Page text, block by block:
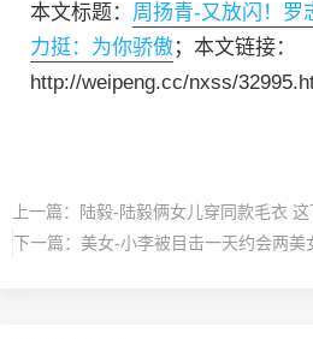
本文标题： 周扬青-又放闪！罗
力挺：为你骄傲；本文链接：
http://weipeng.cc/nxss/
上一篇：
陆毅-陆毅俩女儿穿同款毛衣
下一篇： 美女-小李被目击一天约会两美